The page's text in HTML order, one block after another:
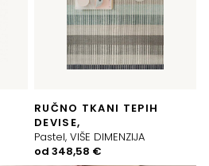
RUČNO TKANI TEPIH
DEVISE,
Pastel, VIŠE DIMENZIJA
od 348,58 €